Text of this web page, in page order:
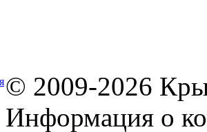
© 2009-2026
Информация о